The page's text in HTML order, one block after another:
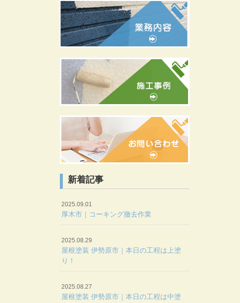
新着記事
2025.09.01
厚木市｜コーキング撤去作業
2025.08.29
屋根塗装 伊勢原市｜本日の工程は上塗
り！
2025.08.27
屋根塗装 伊勢原市｜本日の工程は中塗